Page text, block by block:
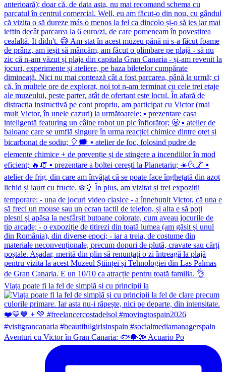
Viața poate fi la fel de simplă și cu principii la
Aventuri cu Victor în Gran Canaria: 🐟🐡🍥 Acuario Po